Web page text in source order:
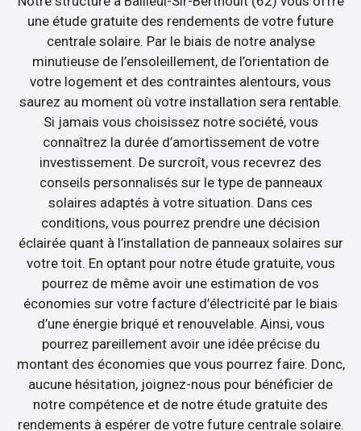
une étude gratuite des rendements de votre future
centrale solaire. Par le biais de notre analyse
minutieuse de l’ensoleillement, de l’orientation de
votre logement et des contraintes alentours, vous
saurez au moment où votre installation sera rentable.
Si jamais vous choisissez notre société, vous
connaîtrez la durée d’amortissement de votre
investissement. De surcroît, vous recevrez des
conseils personnalisés sur le type de panneaux
solaires adaptés à votre situation. Dans ces
conditions, vous pourrez prendre une décision
éclairée quant à l’installation de panneaux solaires sur
votre toit. En optant pour notre étude gratuite, vous
pourrez de même avoir une estimation de vos
économies sur votre facture d’électricité par le biais
d’une énergie briqué et renouvelable. Ainsi, vous
pourrez pareillement avoir une idée précise du
montant des économies que vous pourrez faire. Donc,
aucune hésitation, joignez-nous pour bénéficier de
notre compétence et de notre étude gratuite des
rendements à espérer de votre future centrale solaire.